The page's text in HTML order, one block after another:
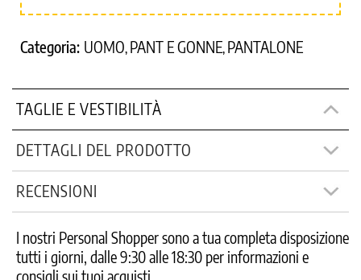
Categoria: UOMO PANT E GONNE PANTALONE
TAGLIE E VESTIBILITÀ
DETTAGLI DEL PRODOTTO
RECENSIONI
I nostri Personal Shopper sono a tua completa disposizione
tutti i giorni, dalle 9:30 alle 18:30 per informazioni e
consigli sui tuoi acquisti